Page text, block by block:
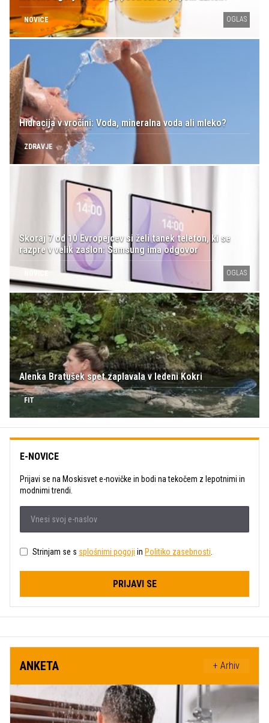
NOVICE OGLAS
Hidracija v vročini: Voda, mineralna voda ali mleko?
ZDRAVJE
Skoraj 7 od 10 Evropejcev si želi tanek telefon, ki se
razpre v velik zaslon: Samsung ima odgovor
OGLAS
Alenka Bratušek spet zaplavala v ledeni Kokri
FIT
E-NOVICE
Prijavi se na Moskisvet e-novičke in bodi na tekočem z lepotnimi in
modnimi trendi.
Strinjam se s splošnimi pogoji in Politiko zasebnosti
PRIJAVI SE
ANKETA + Arhiv